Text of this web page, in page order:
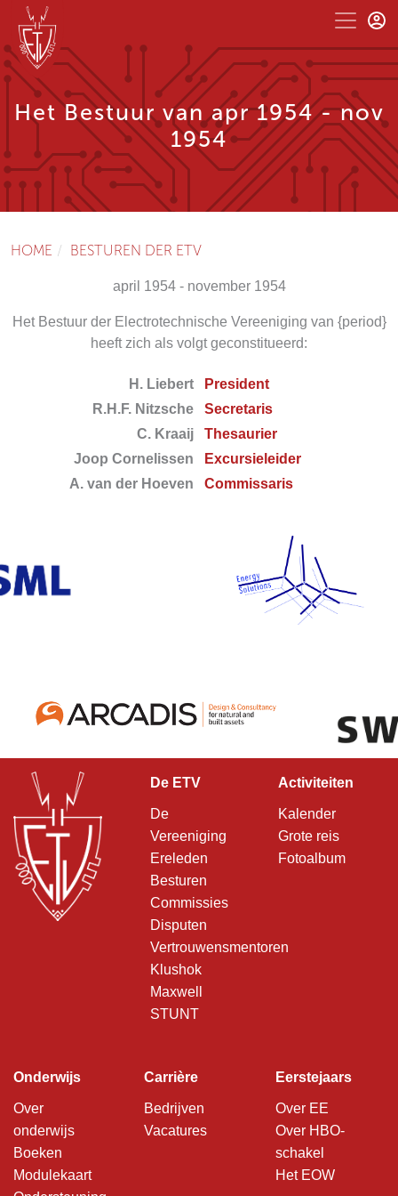
Het Bestuur van apr 1954 - nov
1954
HOME BESTUREN DER ETV
april 1954 - november 1954
Het Bestuur der Electrotechnische Vereeniging van {period}
heeft zich als volgt geconstitueerd:
H. Liebert
President
R.H.F. Nitzsche
Secretaris
C. Kraaij
Thesaurier
Joop Cornelissen
Excursieleider
A. van der Hoeven
Commissaris
De ETV
De
Vereeniging
Ereleden
Besturen
Commissies
Disputen
Vertrouwensmentoren
Klushok
Maxwell
STUNT
Activiteiten
Kalender
Grote reis
Fotoalbum
Onderwijs
Over
onderwijs
Boeken
Modulekaart
Carrière
Bedrijven
Vacatures
Eerstejaars
Over EE
Over HBO-
schakel
Het EOW